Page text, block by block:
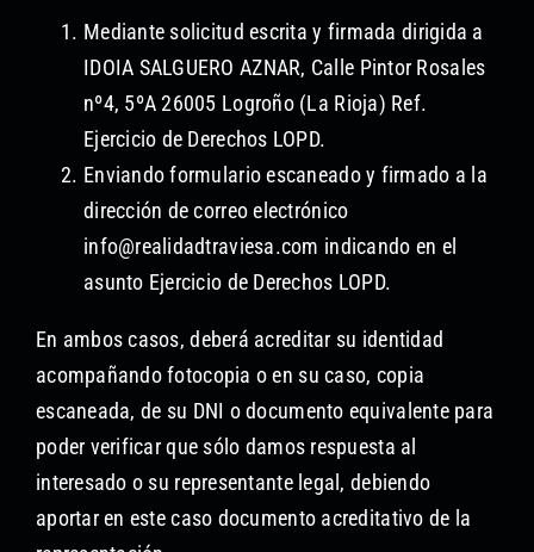
Mediante solicitud escrita y firmada dirigida a
IDOIA SALGUERO AZNAR, Calle Pintor Rosales
nº4, 5ºA 26005 Logroño (La Rioja) Ref.
Ejercicio de Derechos LOPD.
Enviando formulario escaneado y firmado a la
dirección de correo electrónico
info@realidadtraviesa.com indicando en el
asunto Ejercicio de Derechos LOPD.
En ambos casos, deberá acreditar su identidad
acompañando fotocopia o en su caso, copia
escaneada, de su DNI o documento equivalente para
poder verificar que sólo damos respuesta al
interesado o su representante legal, debiendo
aportar en este caso documento acreditativo de la